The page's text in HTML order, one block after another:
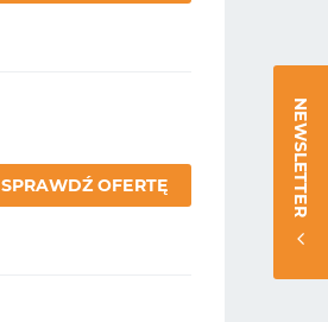
SPRAWDŹ OFERTĘ NEWSLETTER